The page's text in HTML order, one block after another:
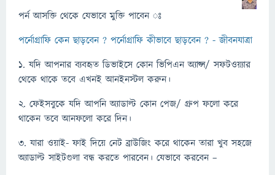
পর্ন আসক্তি থেকে যেভাবে মুক্তি পাবেন ঃ
পর্নোগ্রাফি কেন ছাড়বেন ? পর্নোগ্রাফি কীভাবে ছাড়বেন ? - জীবনযাত্রা
১. যদি আপনার ব্যবহৃত ডিভাইসে কোন ভিপিএন অ্যাপ্স/ সফটওয়্যার
থেকে থাকে তবে এখনই আনইনস্টল করুন।
২. ফেইসবুকে যদি আপনি অ্যাডাল্ট কোন পেজ/ গ্রুপ ফলো করে
থাকেন তবে আনফলো করে দিন।
৩. যারা ওয়াই- ফাই দিয়ে নেট ব্রাউজিং করে থাকেন তারা খুব সহজে
অ্যাডাল্ট সাইটগুলা বন্ধ করতে পারবেন। যেভাবে করবেন –